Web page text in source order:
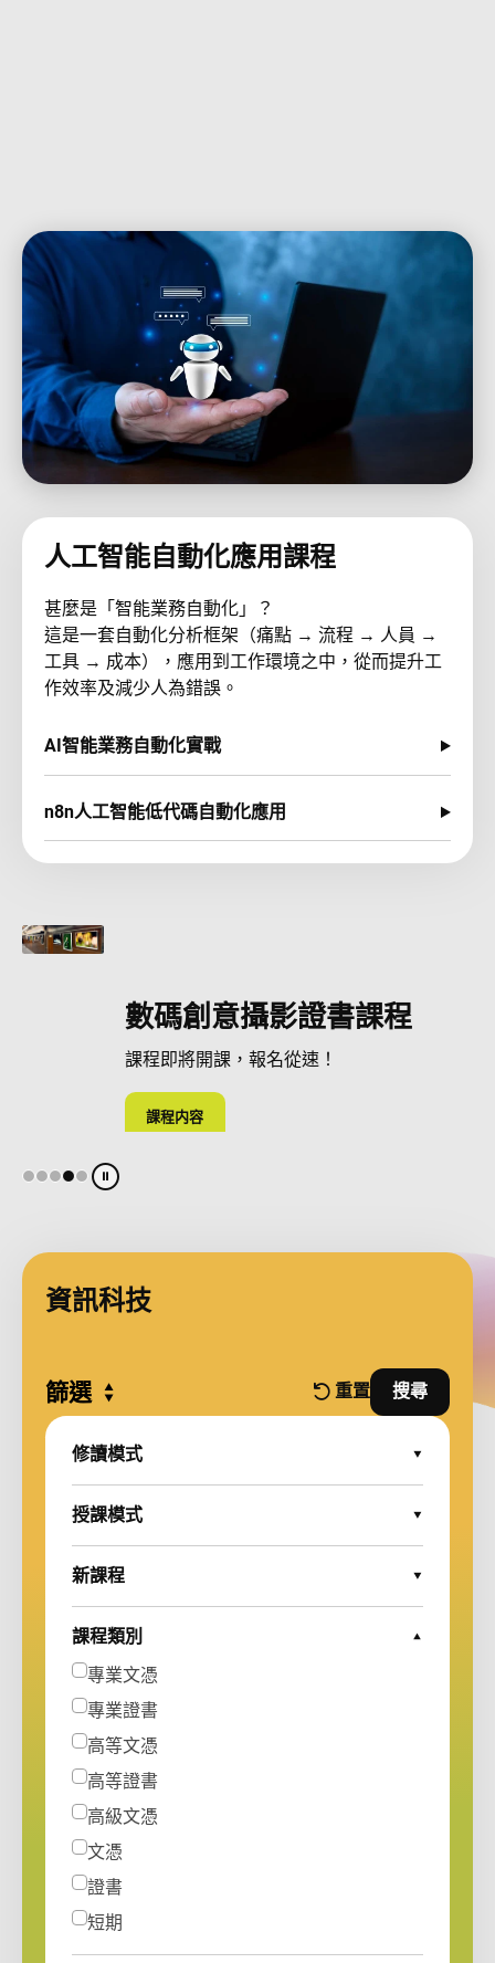
人工智能自動化應用課程
甚麼是「智能業務自動化」？
這是一套自動化分析框架（痛點 → 流程 → 人員 →
工具 → 成本），應用到工作環境之中，從而提升工
作效率及減少人為錯誤。
AI智能業務自動化實戰
n8n人工智能低代碼自動化應用
Python程式編寫證書課程
最後召集，報名從速！
課程内容
資料探勘及機器學習證書
課程即將開課，報名從速！
課程内容
數碼錄像製作證書課程
課程即將開課，報名從速！
課程内容
數碼創意攝影證書課程
課程即將開課，報名從速！
課程内容
網絡保安證書課程
課程即將開始招生，敬請留意！
課程内容
12345
資訊科技
Expand all
篩選 重置
篩選條件
搜尋
並使用篩
修讀模式
Expand Options
授課模式
Expand Options
新課程
Expand Options
課程類別
Collapse Options
專業文憑
專業證書
高等文憑
高等證書
高級文憑
文憑
證書
短期